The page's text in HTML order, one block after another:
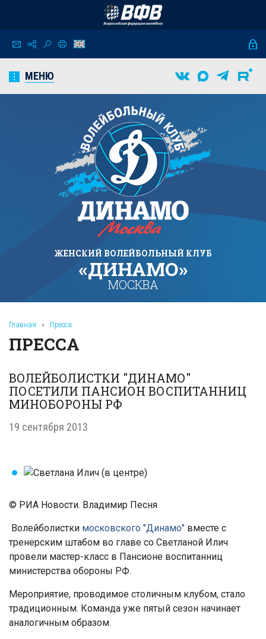
МЕНЮ
ЖЕНСКИЙ ВОЛЕЙБОЛЬНЫЙ КЛУБ
«ДИНАМО»
МОСКВА
Главная » Пресса
ПРЕССА
ВОЛЕЙБОЛИСТКИ "ДИНАМО"
ПОСЕТИЛИ ПАНСИОН ВОСПИТАННИЦ
МИНОБОРОНЫ РФ
19 сентября 2013
© РИА Новости. Владимир Песня
Волейболистки московского "Динамо" вместе с
тренерским штабом во главе со Светланой Илич
провели мастер-класс в Пансионе воспитанниц
министерства обороны РФ.
Мероприятие, проводимое столичным клубом, стало
традиционным. Команда уже пятый сезон начинает
аналогичным образом.